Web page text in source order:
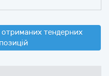
тендерних